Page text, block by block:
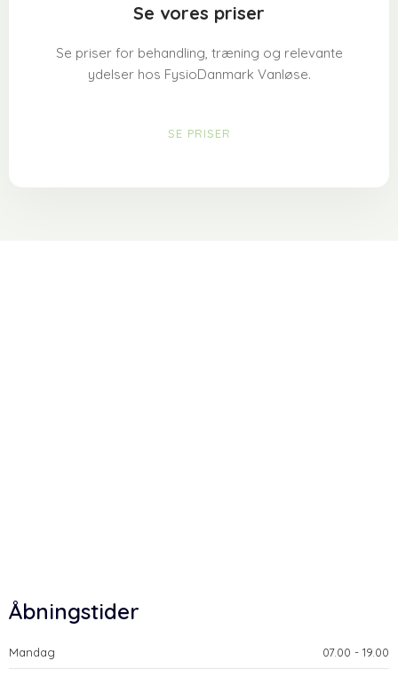
Se vores priser
Se priser for behandling, træning og relevante
ydelser hos FysioDanmark Vanløse.
SE PRISER
Åbningstider
Mandag ​07.00 - 19.00​